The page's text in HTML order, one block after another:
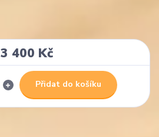
3 400 Kč
Přidat do košíku